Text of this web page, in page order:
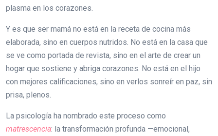
plasma en los corazones.
Y es que ser mamá no está en la receta de cocina más
elaborada, sino en cuerpos nutridos. No está en la casa que
se ve como portada de revista, sino en el arte de crear un
hogar que sostiene y abriga corazones. No está en el hijo
con mejores calificaciones, sino en verlos sonreír en paz, sin
prisa, plenos.
La psicología ha nombrado este proceso como
matrescencia: la transformación profunda —emocional,